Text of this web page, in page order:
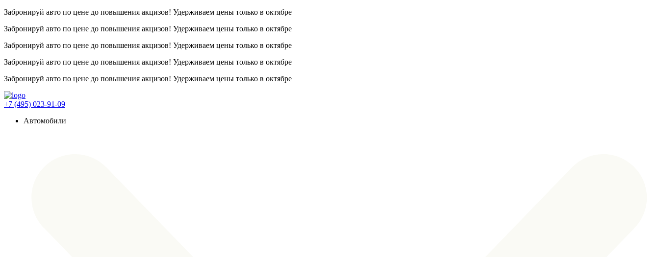
Забронируй авто по цене до повышения акцизов! Удерживаем цены только в октябре
Забронируй авто по цене до повышения акцизов! Удерживаем цены только в октябре
Забронируй авто по цене до повышения акцизов! Удерживаем цены только в октябре
Забронируй авто по цене до повышения акцизов! Удерживаем цены только в октябре
Забронируй авто по цене до повышения акцизов! Удерживаем цены только в октябре
+7 (495) 023-91-09
Автомобили